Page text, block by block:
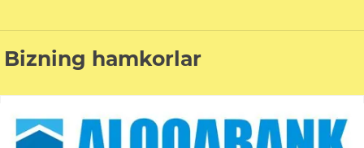
Bizning hamkorlar